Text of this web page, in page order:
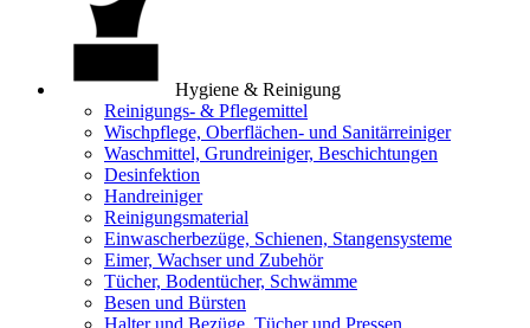
Hygiene & Reinigung
Reinigungs- & Pflegemittel
Wischpflege, Oberflächen- und Sanitärreiniger
Waschmittel, Grundreiniger, Beschichtungen
Desinfektion
Handreiniger
Reinigungsmaterial
Einwascherbezüge, Schienen, Stangensysteme
Eimer, Wachser und Zubehör
Tücher, Bodentücher, Schwämme
Besen und Bürsten